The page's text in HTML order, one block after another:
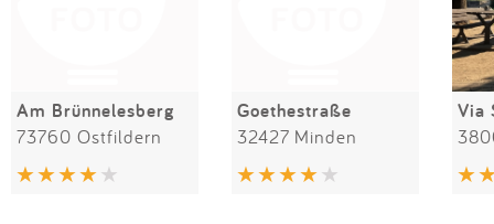
Am Brünnelesberg
73760 Ostfildern
Goethestraße
32427 Minden
Via